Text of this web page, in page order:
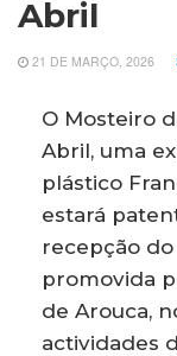
Abril
21 DE MARÇO, 2026
O Mosteiro
Abril, uma
plástico
estará
recepção
promovida
de Arouca,
actividades